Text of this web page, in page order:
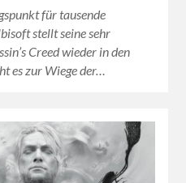
für tausende
stellt seine sehr
Creed wieder in den
es zur Wiege der…